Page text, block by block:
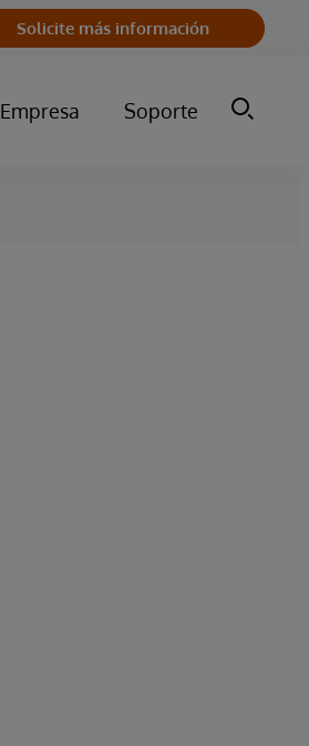
Solicite más información
Empresa Soporte